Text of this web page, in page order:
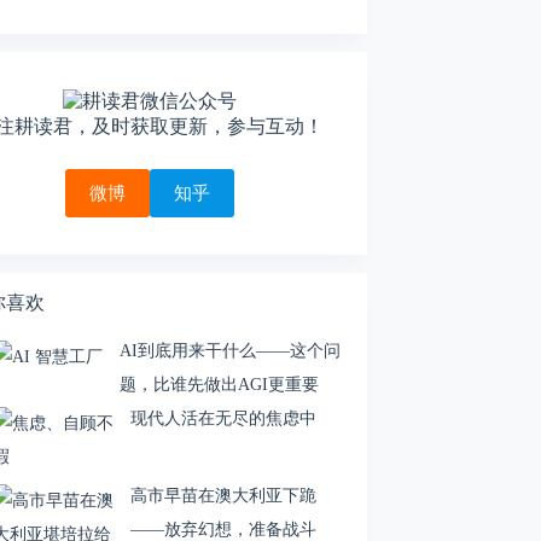
耕读君，及时获取更新，参与互动！
微博 知乎
喜欢
AI到底用来干什么——这个问
题，比谁先做出AGI更重要
现代人活在无尽的焦虑中
高市早苗在澳大利亚下跪
——放弃幻想，准备战斗